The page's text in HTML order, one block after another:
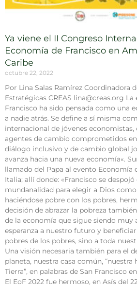
Ya viene el II Congreso
Economía de Francisco en
Caribe
octubre 22, 2022
Por Lina Salas Ramírez Coordinadora
Estratégicas CREAS lina@creas.org
Francisco ha sido pensada como una
a nadie atrás. Se define a sí misma
internacional de jóvenes
agentes de cambio comprometidos
diálogo inclusivo y de cambio global
avanza hacia una nueva economía«.
llamado del Papa al evento Economía
Italia; allí donde: «Francisco se despojó
mundanalidad para elegir a Dios
haciéndose pobre con los pobres,
decisión de abrazar la pobreza
de la economía que sigue siendo muy
esperanza a nuestro futuro y
pobres de los pobres, sino a toda
Una visión necesaria también para el
planeta, nuestra casa común, “nuestra
Tierra”, en palabras de San Francisco
El EoF 2022 fue hermoso, en Asís del